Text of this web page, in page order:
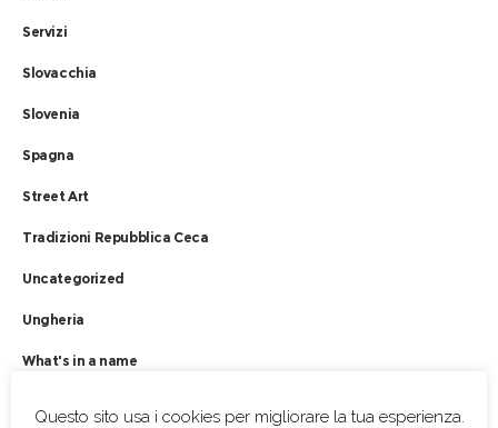
Servizi
Slovacchia
Slovenia
Spagna
Street Art
Tradizioni Repubblica Ceca
Uncategorized
Ungheria
What's in a name
Questo sito usa i cookies per migliorare la tua esperienza.